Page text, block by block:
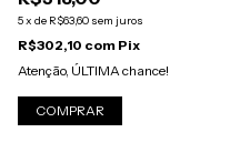
5x de R$63,60 sem juros
R$302,10 com Pix
Atenção, ÚLTIMA chance!
COMPRAR